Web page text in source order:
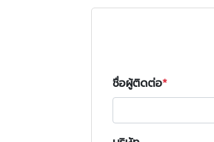
ชื่อผู้ติดต่อ